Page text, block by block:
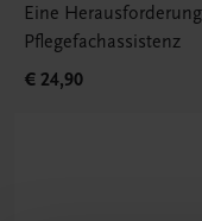
Eine
Pflegefachassistenz
€ 24,90